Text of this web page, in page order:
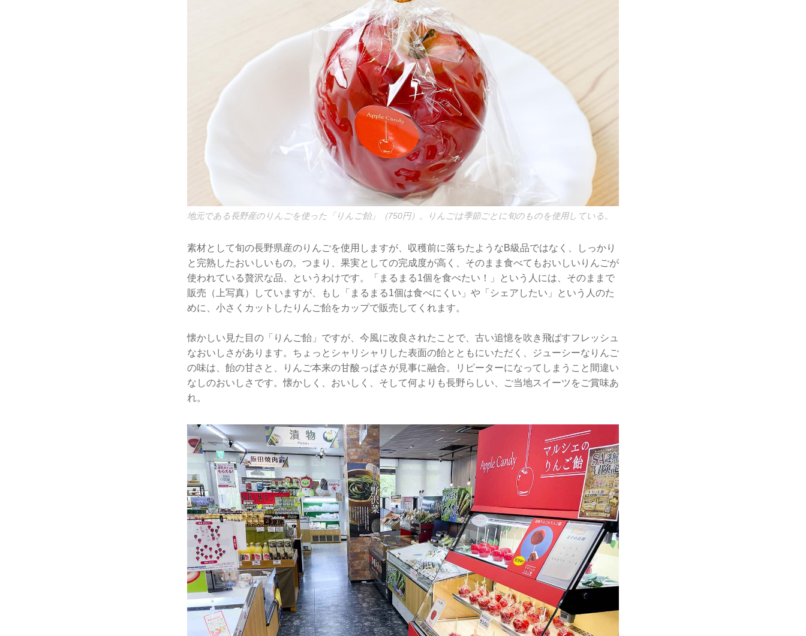
地元である長野産のりんごを使った「りんご飴」（750円）。りんごは季節ごとに旬のものを使用している。
素材として旬の長野県産のりんごを使用しますが、収穫前に落ちたようなB級品ではなく、しっかり
と完熟したおいしいもの。つまり、果実としての完成度が高く、そのまま食べてもおいしいりんごが
使われている贅沢な品、というわけです。「まるまる1個を食べたい！」という人には、そのままで
販売（上写真）していますが、もし「まるまる1個は食べにくい」や「シェアしたい」という人のた
めに、小さくカットしたりんご飴をカップで販売してくれます。
懐かしい見た目の「りんご飴」ですが、今風に改良されたことで、古い追憶を吹き飛ばすフレッシュ
なおいしさがあります。ちょっとシャリシャリした表面の飴とともにいただく、ジューシーなりんご
の味は、飴の甘さと、りんご本来の甘酸っぱさが見事に融合。リピーターになってしまうこと間違い
なしのおいしさです。懐かしく、おいしく、そして何よりも長野らしい、ご当地スイーツをご賞味あ
れ。